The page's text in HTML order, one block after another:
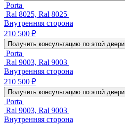
Porta
Ral 8025, Ral 8025
Внутренняя сторона
210 500 ₽
Получить консультацию по этой двери
Porta
Ral 9003, Ral 9003
Внутренняя сторона
210 500 ₽
Получить консультацию по этой двери
Porta
Ral 9003, Ral 9003
Внутренняя сторона